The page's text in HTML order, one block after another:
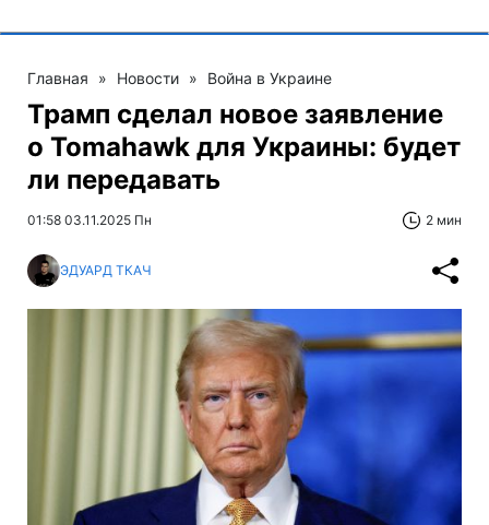
Главная » Новости » Война в Украине
Трамп сделал новое заявление
о Tomahawk для Украины: будет
ли передавать
01:58 03.11.2025 Пн 2 мин
ЭДУАРД ТКАЧ